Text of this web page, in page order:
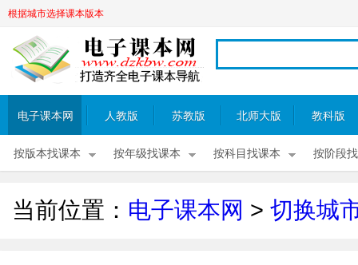
根据城市选择课本版本
电子课本网 人教版 苏教版 北师大版 教科版
按版本找课本 按年级找课本 按科目找课本 按阶段
当前位置： 电子课本网 > 切换城